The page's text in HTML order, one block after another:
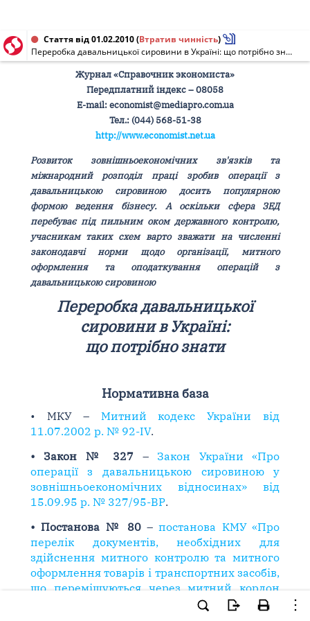
Стаття від 01.02.2010(Втратив чинність)
Переробка давальницької сировини в Україні: що потрібно знати
Журнал «Справочник экономиста»
Передплатний індекс – 08058
Е-mail: economist@mediapro.com.ua
Тел.: (044) 568-51-38
http://www.economist.net.ua
Розвиток зовнішньоекономічних зв'язків та
міжнародний розподіл праці зробив операції з
давальницькою сировиною досить популярною
формою ведення бізнесу. А оскільки сфера ЗЕД
перебуває під пильним оком державного контролю,
учасникам таких схем варто зважати на численні
законодавчі норми щодо організації, митного
оформлення та оподаткування операцій з
давальницькою сировиною
Переробка давальницької
сировини в Україні:
що потрібно знати
Нормативна база
• МКУ – Митний кодекс України від
11.07.2002 р. № 92-IV.
• Закон № 327 – Закон України «Про
операції з давальницькою сировиною у
зовнішньоекономічних відносинах» від
15.09.95 р. № 327/95-ВР.
• Постанова № 80–постанова КМУ «Про
перелік документів, необхідних для
здійснення митного контролю та митного
оформлення товарів і транспортних засобів,
що переміщуються через митний кордон
України» від 01.02.2006 р. № 80.